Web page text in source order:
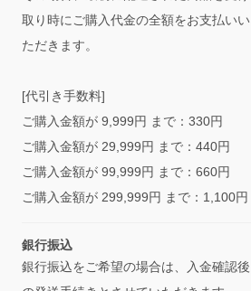
取り時にご購入代金の全額をお支払いい
ただきます。
[代引き手数料]
ご購入金額が 9,999円 まで：330円
ご購入金額が 29,999円 まで：440円
ご購入金額が 99,999円 まで：660円
ご購入金額が 299,999円 まで：1,100円
銀行振込
銀行振込をご希望の場合は、入金確認後